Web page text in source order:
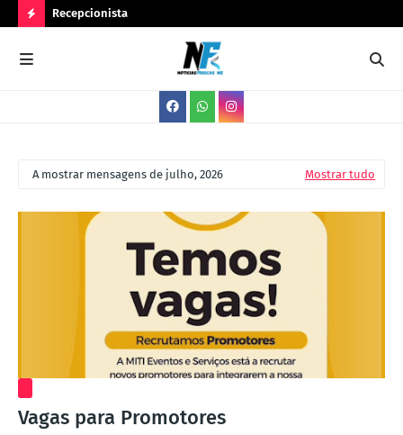
O
V
Recepcionista
A mostrar mensagens de julho, 2026 Mostrar tudo
Vagas para Promotores